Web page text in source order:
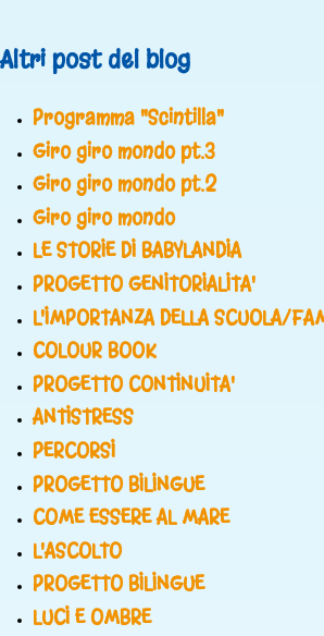
Altri post del blog
Programma "Scintilla"
Giro giro mondo pt.3
Giro giro mondo pt.2
Giro giro mondo
LE STORIE DI BABYLANDIA
PROGETTO GENITORIALITA'
L'IMPORTANZA DELLA SCUOLA/
COLOUR BOOK
PROGETTO CONTINUITA'
ANTISTRESS
PERCORSI
PROGETTO BILINGUE
COME ESSERE AL MARE
L'ASCOLTO
PROGETTO BILINGUE
LUCI E OMBRE